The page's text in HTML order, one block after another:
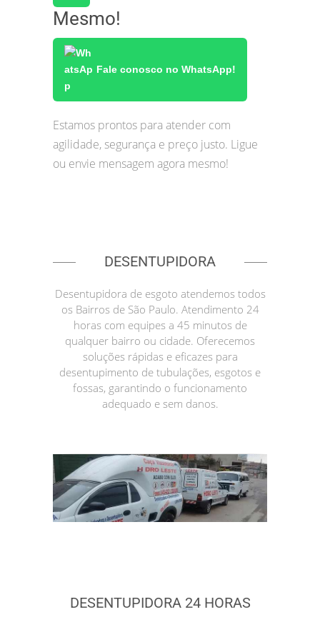
Mesmo!
Fale conosco no WhatsApp!
Estamos prontos para atender com
agilidade, segurança e preço justo. Ligue
ou envie mensagem agora mesmo!
DESENTUPIDORA
Desentupidora de esgoto atendemos todos
os Bairros de São Paulo. Atendimento 24
horas com equipes a 45 minutos de
qualquer bairro ou cidade. Oferecemos
soluções rápidas e eficazes para
desentupimento de tubulações, esgotos e
fossas, garantindo o funcionamento
adequado e sem danos.
DESENTUPIDORA 24 HORAS